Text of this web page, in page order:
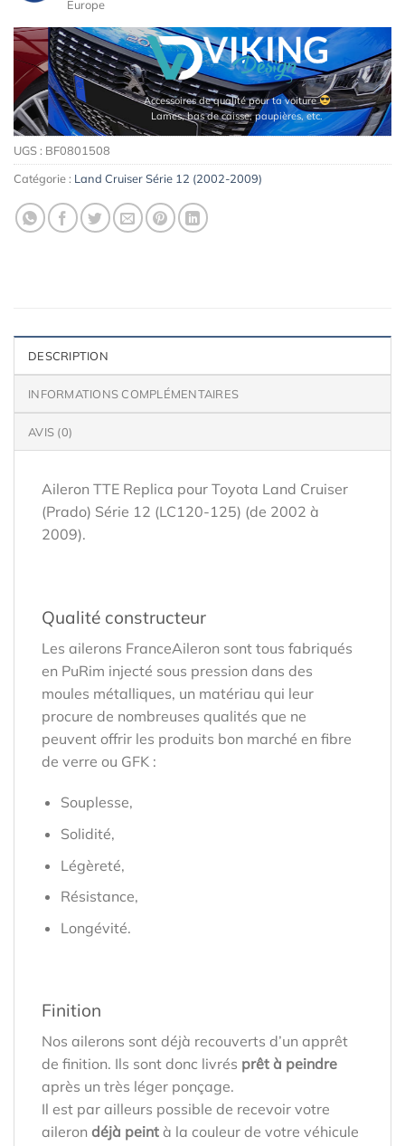
Europe
Accessoires de qualité pour ta voiture
Lames, bas de caisse, paupières, etc.
UGS : BF0801508
Catégorie : Land Cruiser Série 12 (2002-2009)
DESCRIPTION
INFORMATIONS COMPLÉMENTAIRES
AVIS (0)
Aileron TTE Replica pour Toyota Land Cruiser
(Prado) Série 12 (LC120-125) (de 2002 à
2009).
Qualité constructeur
Les ailerons FranceAileron sont tous fabriqués
en PuRim injecté sous pression dans des
moules métalliques, un matériau qui leur
procure de nombreuses qualités que ne
peuvent offrir les produits bon marché en fibre
de verre ou GFK :
Souplesse,
Solidité,
Légèreté,
Résistance,
Longévité.
Finition
Nos ailerons sont déjà recouverts d’un apprêt
de finition. Ils sont donc livrés prêt à peindre
après un très léger ponçage.
Il est par ailleurs possible de recevoir votre
aileron déjà peint à la couleur de votre véhicule